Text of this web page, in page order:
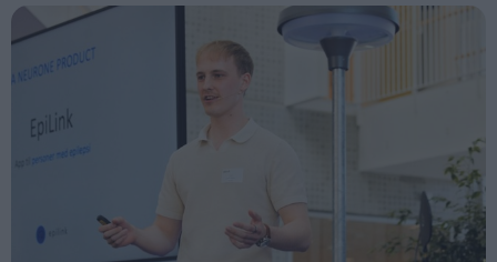
især til Egnsspillet har brugt sin erfaring fra sit
arbejde som statistkoordinator.
- Erfaringen fra at stå med op til 200 statister har
jeg kunnet bruge til at få ‘byen’ til at fungere, så
der kommer liv og der ikke står nogle, som ikke
helt ved hvor de skal placere sig eller gøre af sig
selv, fortæller hun.